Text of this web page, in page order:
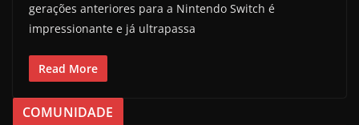
gerações anteriores para a Nintendo Switch é
impressionante e já ultrapassa
Read More
COMUNIDADE